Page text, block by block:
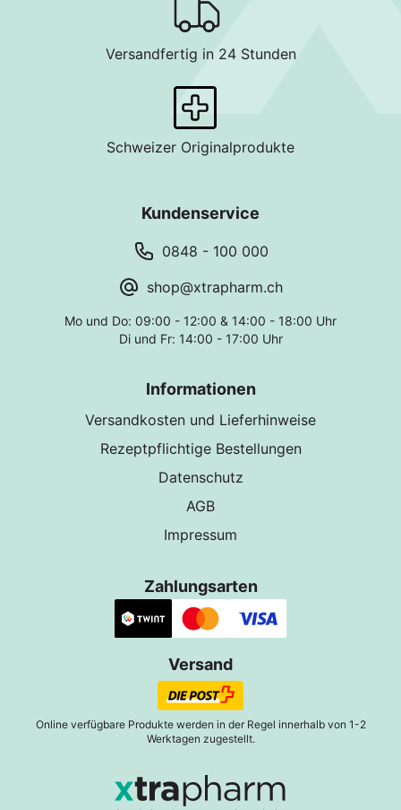
Versandfertig in 24 Stunden
Schweizer Originalprodukte
Kundenservice
0848 - 100 000
shop@xtrapharm.ch
Mo und Do: 09:00 - 12:00 & 14:00 - 18:00 Uhr
Di und Fr: 14:00 - 17:00 Uhr
Informationen
Versandkosten und Lieferhinweise
Rezeptpflichtige Bestellungen
Datenschutz
AGB
Impressum
Zahlungsarten
Versand
Online verfügbare Produkte werden in der Regel innerhalb von 1-2
Werktagen zugestellt.